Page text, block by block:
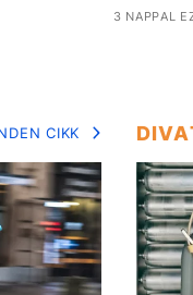
3 NAPPAL
CIKK